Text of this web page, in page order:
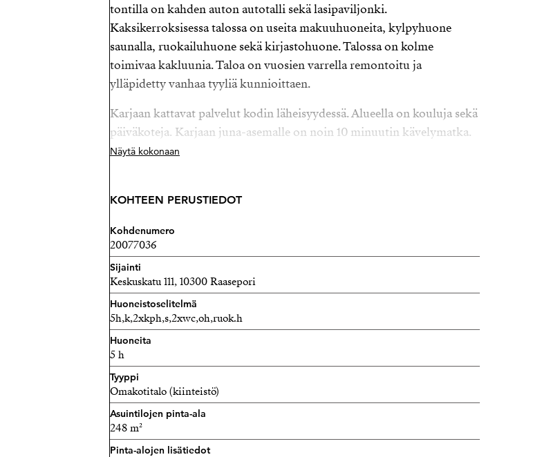
tontilla on kahden auton autotalli sekä lasipaviljonki.
Kaksikerroksisessa talossa on useita makuuhuoneita, kylpyhuone
saunalla, ruokailuhuone sekä kirjastohuone. Talossa on kolme
toimivaa kakluunia. Taloa on vuosien varrella remontoitu ja
ylläpidetty vanhaa tyyliä kunnioittaen.
Karjaan kattavat palvelut kodin läheisyydessä. Alueella on kouluja sekä
päiväkoteja. Karjaan juna-asemalle on noin 10 minuutin kävelymatka.
Lisätiedot ja esittelyt:
Strand Properties Oy
peppi@strand.fi
Näytä kokonaan
KOHTEEN PERUSTIEDOT
Kohdenumero
20077036
Sijainti
Keskuskatu 111, 10300 Raasepori
Huoneistoselitelmä
5h,k,2xkph,s,2xwc,oh,ruok.h
Huoneita
5 h
Tyyppi
Omakotitalo (kiinteistö)
Asuintilojen pinta-ala
248 m²
Pinta-alojen lisätiedot